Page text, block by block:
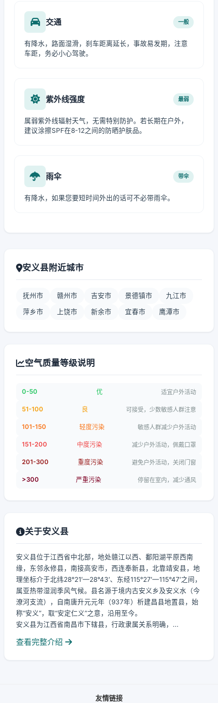
交通 一般
有降水，路面湿滑，刹车距离延长，事故易发期，注意
车距，务必小心驾驶。
紫外线强度 最弱
属弱紫外线辐射天气，无需特别防护。若长期在户外，
建议涂擦SPF在8-12之间的防晒护肤品。
雨伞 带伞
有降水，如果您要短时间外出的话可不必带雨伞。
安义县附近城市
抚州市 赣州市 吉安市 景德镇市 九江市
萍乡市 上饶市 新余市 宜春市 鹰潭市
空气质量等级说明
0-50 优 适宜户外活动
51-100 良 可接受，少数敏感人群注意
101-150 轻度污染 敏感人群减少户外活动
151-200 中度污染 减少户外活动，佩戴口罩
201-300 重度污染 避免户外活动，关闭门窗
>300 严重污染 停留在室内，减少通风
关于安义县
安义县位于江西省中北部，地处赣江以西、鄱阳湖平原西南
缘，东邻永修县，南接高安市，西连奉新县，北靠靖安县，地
理坐标介于北纬28°21′—28°43′、东经115°27′—115°47′之间，
属亚热带湿润季风气候。县名源于境内古安义乡及安义水（今
潦河支流），自南唐升元元年（937年）析建昌县地置县，始
称“安义”，取“安定仁义”之意，沿用至今。
安义县为江西省南昌市下辖县，行政隶属关系明确，...
查看完整介绍
友情链接